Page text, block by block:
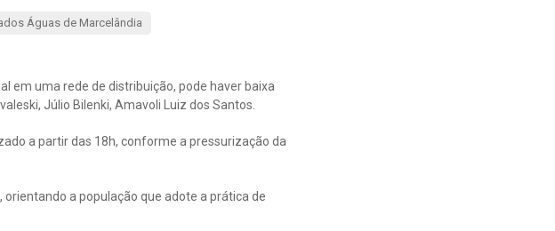
Águas de Marcelândia
em uma rede de distribuição, pode haver baixa
Júlio Bilenki, Amavoli Luiz dos Santos.
a partir das 18h, conforme a pressurização da
a população que adote a prática de